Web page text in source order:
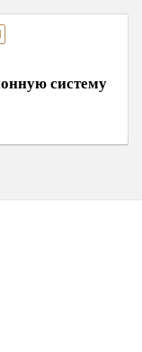
систему